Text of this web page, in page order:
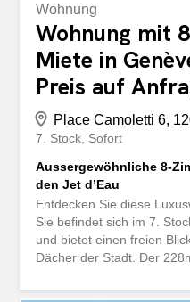
Wohnung
Wohnung mit
Miete in
Preis auf
Place Camoletti 6,
7. Stock Sofort
Aussergewöhnliche 8-
den Jet d’Eau
Entdecken Sie diese
Sie befindet sich im 7.
und bietet einen freien
Dächer der Stadt. Der
grosse Familienprojekte